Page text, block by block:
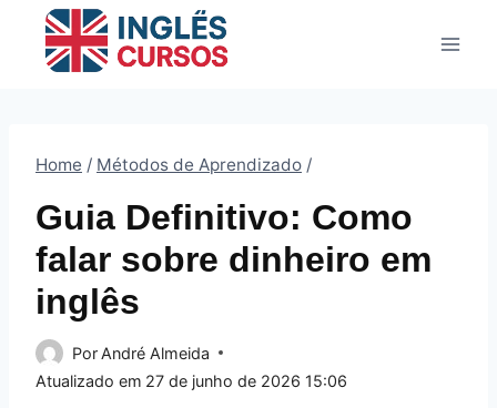
Home / Métodos de Aprendizado /
Guia Definitivo: Como
falar sobre dinheiro em
inglês
Por André Almeida
Atualizado em 27 de junho de 2026 15:06